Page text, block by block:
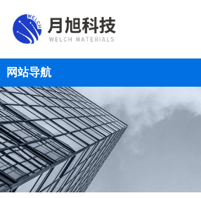
网站导航